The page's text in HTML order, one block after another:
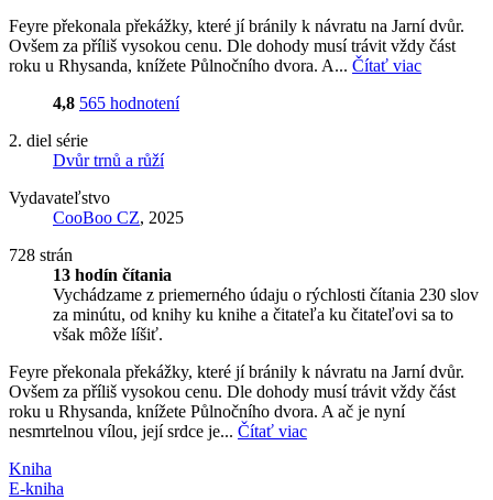
Feyre překonala překážky, které jí bránily k návratu na Jarní dvůr.
Ovšem za příliš vysokou cenu. Dle dohody musí trávit vždy část
roku u Rhysanda, knížete Půlnočního dvora. A... Čítať viac
4,8 565 hodnotení
2. diel série
Dvůr trnů a růží
Vydavateľstvo
CooBoo CZ, 2025
728 strán
13 hodín čítania
Vychádzame z priemerného údaju o rýchlosti čítania 230 slov
za minútu, od knihy ku knihe a čitateľa ku čitateľovi sa to
však môže líšiť.
Feyre překonala překážky, které jí bránily k návratu na Jarní dvůr.
Ovšem za příliš vysokou cenu. Dle dohody musí trávit vždy část
roku u Rhysanda, knížete Půlnočního dvora. A ač je nyní
nesmrtelnou vílou, její srdce je... Čítať viac
Kniha
E-kniha